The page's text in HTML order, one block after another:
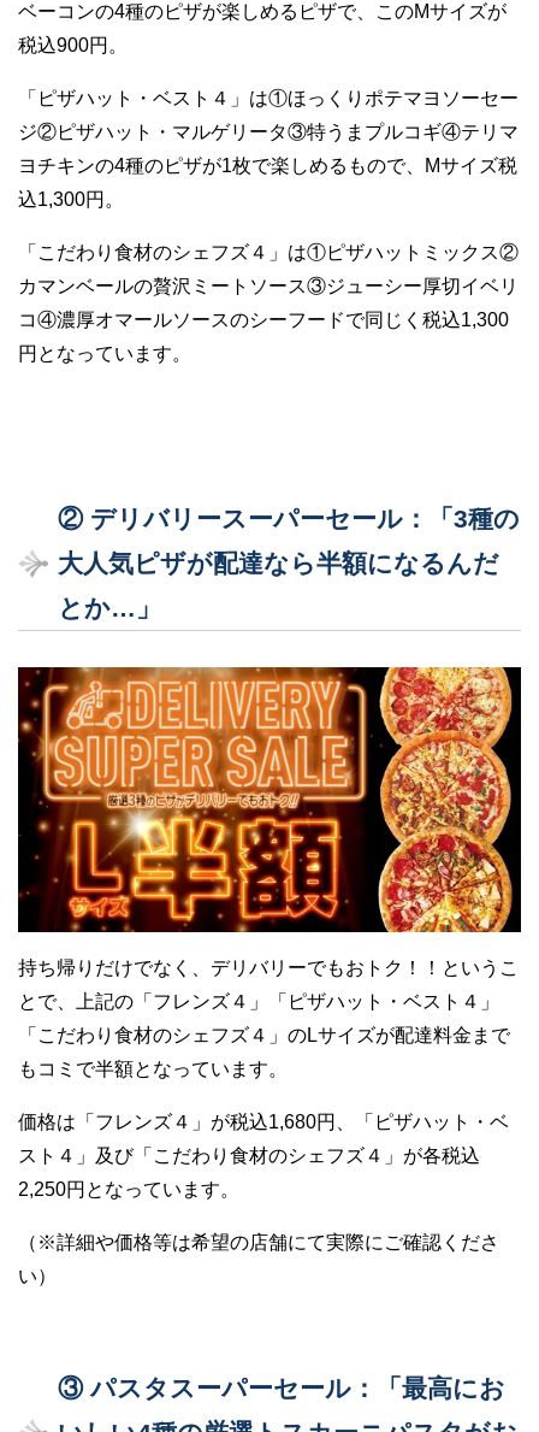
ベーコンの4種のピザが楽しめるピザで、このMサイズが
税込900円。
「ピザハット・ベスト４」は①ほっくりポテマヨソーセー
ジ②ピザハット・マルゲリータ③特うまプルコギ④テリマ
ヨチキンの4種のピザが1枚で楽しめるもので、Mサイズ税
込1,300円。
「こだわり食材のシェフズ４」は①ピザハットミックス②
カマンベールの贅沢ミートソース③ジューシー厚切イベリ
コ④濃厚オマールソースのシーフードで同じく税込1,300
円となっています。
② デリバリースーパーセール：「3種の
大人気ピザが配達なら半額になるんだ
とか…」
持ち帰りだけでなく、デリバリーでもおトク！！というこ
とで、上記の「フレンズ４」「ピザハット・ベスト４」
「こだわり食材のシェフズ４」のLサイズが配達料金まで
もコミで半額となっています。
価格は「フレンズ４」が税込1,680円、「ピザハット・ベ
スト４」及び「こだわり食材のシェフズ４」が各税込
2,250円となっています。
（※詳細や価格等は希望の店舗にて実際にご確認くださ
い）
③ パスタスーパーセール：「最高にお